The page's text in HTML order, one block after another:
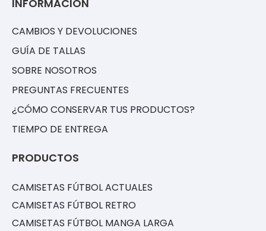
INFORMACIÓN
CAMBIOS Y DEVOLUCIONES
GUÍA DE TALLAS
SOBRE NOSOTROS
PREGUNTAS FRECUENTES
¿CÓMO CONSERVAR TUS PRODUCTOS?
TIEMPO DE ENTREGA
PRODUCTOS
CAMISETAS FÚTBOL ACTUALES
CAMISETAS FÚTBOL RETRO
CAMISETAS FÚTBOL MANGA LARGA